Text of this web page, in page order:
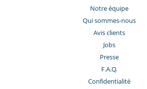
Notre équipe
Qui sommes-nous
Avis clients
Jobs
Presse
F.A.Q.
Confidentialité